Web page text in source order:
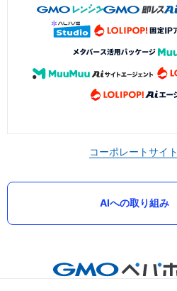
コーポレートサイト
AIへの取り組み